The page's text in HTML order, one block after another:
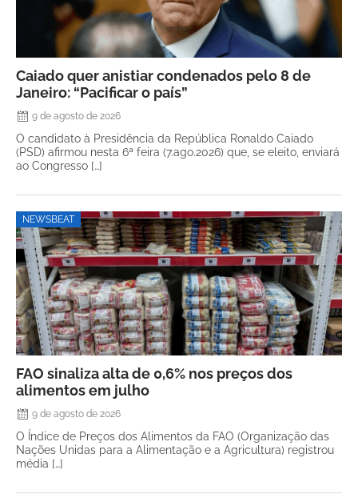
Caiado quer anistiar condenados pelo 8 de
Janeiro: “Pacificar o país”
9 de agosto de 2026
O candidato à Presidência da República Ronaldo Caiado
(PSD) afirmou nesta 6ª feira (7.ago.2026) que, se eleito, enviará
ao Congresso […]
NEWSBEAT
FAO sinaliza alta de 0,6% nos preços dos
alimentos em julho
9 de agosto de 2026
O Índice de Preços dos Alimentos da FAO (Organização das
Nações Unidas para a Alimentação e a Agricultura) registrou
média […]